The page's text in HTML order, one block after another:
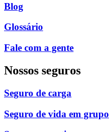
Blog
Glossário
Fale com a gente
Nossos seguros
Seguro de carga
Seguro de vida em grupo